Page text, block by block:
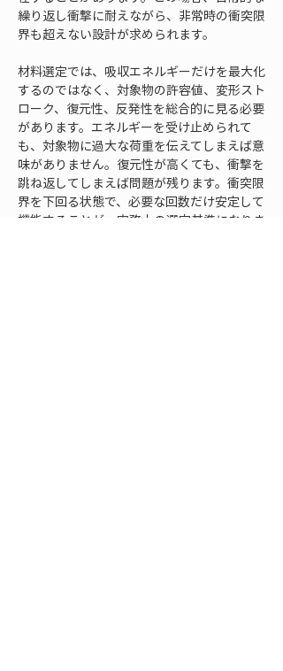
繰り返し衝撃に耐えながら、非常時の衝突限
界も超えない設計が求められます。
材料選定では、吸収エネルギーだけを最大化
するのではなく、対象物の許容値、変形スト
ローク、復元性、反発性を総合的に見る必要
があります。エネルギーを受け止められて
も、対象物に過大な荷重を伝えてしまえば意
味がありません。復元性が高くても、衝撃を
跳ね返してしまえば問題が残ります。衝突限
界を下回る状態で、必要な回数だけ安定して
機能することが、実務上の選定基準になりま